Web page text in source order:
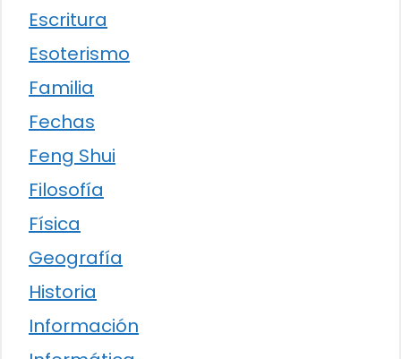
Escritura
Esoterismo
Familia
Fechas
Feng Shui
Filosofía
Física
Geografía
Historia
Información